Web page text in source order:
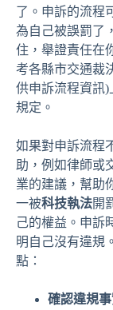
了。申訴的流程
為自己被誤罰了
住，舉證責任在
考各縣市交通裁
供申訴流程資訊)
規定。
如果對申訴流程
助，例如律師或
業的建議，幫助
一被科技執法開
己的權益。申訴
明自己沒有違規
點：
確認違規事